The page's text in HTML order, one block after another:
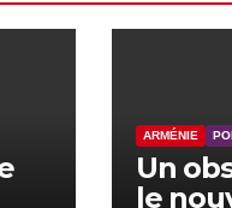
ARMÉNIE
Un
le